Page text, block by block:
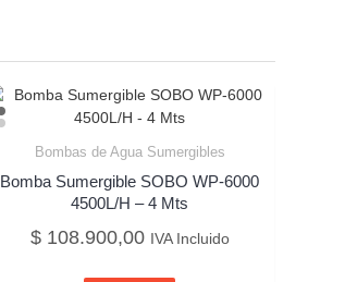
Bombas de Agua Sumergibles
Bomba Sumergible SOBO WP-6000
4500L/H – 4 Mts
$108.900,00 IVA Incluido